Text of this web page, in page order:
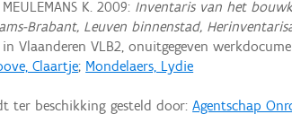
K. 2009: Inventaris van het
Brabant, Leuven binnenstad,
Vlaanderen VLB2, onuitgegeven
Claartje; Mondelaers, Lydie
ter beschikking gesteld door:Agentschap